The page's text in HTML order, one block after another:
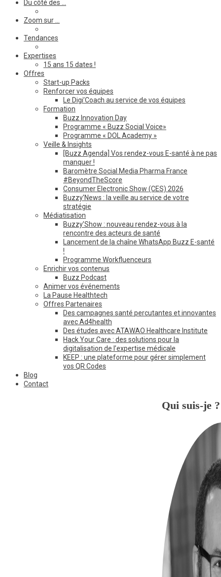
Du côté des …
Zoom sur …
Tendances
Expertises
15 ans 15 dates !
Offres
Start-up Packs
Renforcer vos équipes
Le Digi’Coach au service de vos équipes
Formation
Buzz Innovation Day
Programme « Buzz Social Voice»
Programme « DOL Academy »
Veille & Insights
[Buzz Agenda] Vos rendez-vous E-santé à ne pas
manquer !
Baromètre Social Media Pharma France
#BeyondTheScore
Consumer Electronic Show (CES) 2026
Buzzy’News : la veille au service de votre
stratégie
Médiatisation
Buzzy’Show : nouveau rendez-vous à la
rencontre des acteurs de santé
Lancement de la chaîne WhatsApp Buzz E-santé
!
Programme Workfluenceurs
Enrichir vos contenus
Buzz Podcast
Animer vos événements
La Pause Healthtech
Offres Partenaires
Des campagnes santé percutantes et innovantes
avec Ad4health
Des études avec ATAWAO Healthcare Institute
Hack Your Care : des solutions pour la
digitalisation de l’expertise médicale
KEEP : une plateforme pour gérer simplement
vos QR Codes
Blog
Contact
Qui suis-je ?